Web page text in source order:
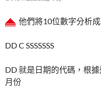
他們將10位數字分析成
DD C SSSSSSS
DD 就是日期的代碼，根
月份